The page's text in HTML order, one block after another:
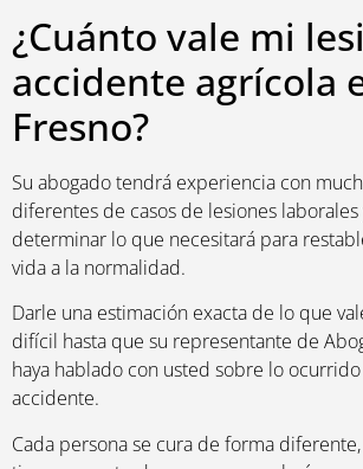
¿Cuánto vale mi
accidente agrícola
Fresno?
Su abogado tendrá experiencia con
diferentes de casos de lesiones laborales
determinar lo que necesitará para
vida a la normalidad.
Darle una estimación exacta de lo que
difícil hasta que su representante de
haya hablado con usted sobre lo
accidente.
Cada persona se cura de forma